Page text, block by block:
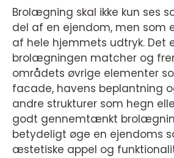
Brolægning skal ikke kun ses
del af en ejendom, men som
af hele hjemmets udtryk. Det
brolægningen matcher og
områdets øvrige elementer
facade, havens beplantning
andre strukturer som hegn
godt gennemtænkt
betydeligt øge en ejendoms
æstetiske appel og